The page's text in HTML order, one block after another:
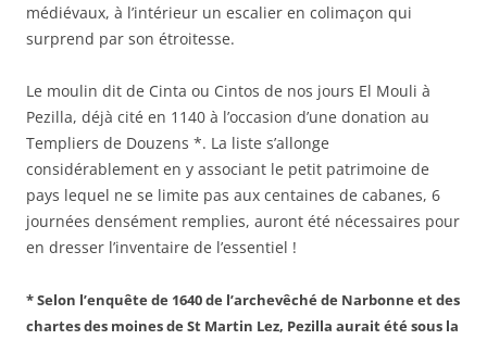
médiévaux, à l’intérieur un escalier en colimaçon qui
surprend par son étroitesse.
Le moulin dit de Cinta ou Cintos de nos jours El Mouli à
Pezilla, déjà cité en 1140 à l’occasion d’une donation au
Templiers de Douzens *. La liste s’allonge
considérablement en y associant le petit patrimoine de
pays lequel ne se limite pas aux centaines de cabanes, 6
journées densément remplies, auront été nécessaires pour
en dresser l’inventaire de l’essentiel !
* Selon l’enquête de 1640 de l’archevêché de Narbonne et des
chartes des moines de St Martin Lez, Pezilla aurait été sous la